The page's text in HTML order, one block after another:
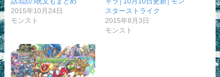
2015年10月24日
モンスト
スターストライク
2015年8月3日
モンスト